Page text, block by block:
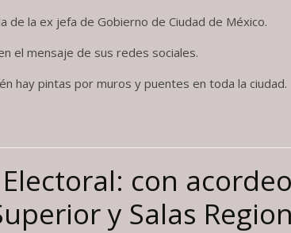
la ex jefa de Gobierno de Ciudad de México.
el mensaje de sus redes sociales.
hay pintas por muros y puentes en toda la ciudad.
con
y Salas